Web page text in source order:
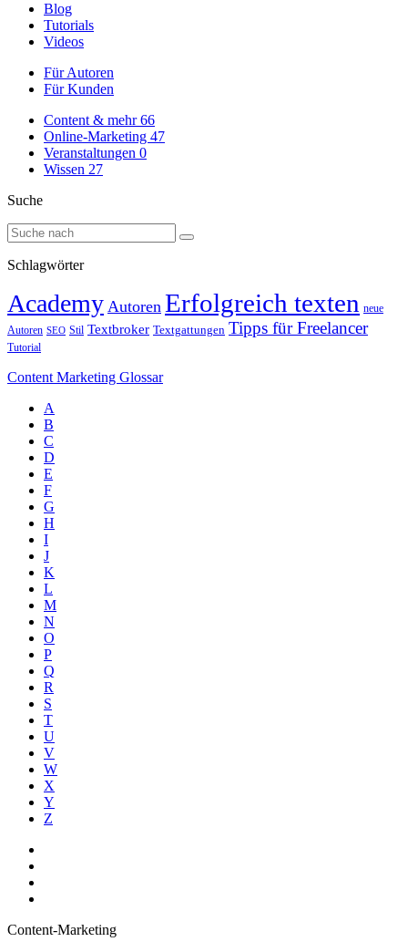
Blog
Tutorials
Videos
Für Autoren
Für Kunden
Content & mehr66
Online-Marketing 47
Veranstaltungen 0
Wissen 27
Suche
Schlagwörter
Academy Autoren Erfolgreich texten neue
Autoren SEO Stil Textbroker Textgattungen Tipps für Freelancer
Tutorial
Content Marketing Glossar
A
B
C
D
E
F
G
H
I
J
K
L
M
N
O
P
Q
R
S
T
U
V
W
X
Y
Z
Content-Marketing